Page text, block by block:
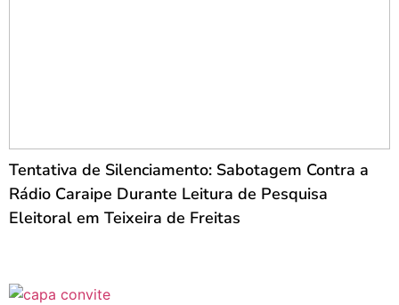
Tentativa de Silenciamento: Sabotagem Contra a
Rádio Caraipe Durante Leitura de Pesquisa
Eleitoral em Teixeira de Freitas